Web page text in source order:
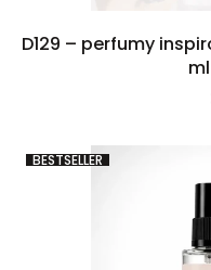
D129 – perfumy
BESTSELLER